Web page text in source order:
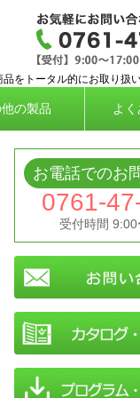
イムレコー
をトータル的にお取り扱い
の製品 よ
お電話でのお
0761-
受付時間